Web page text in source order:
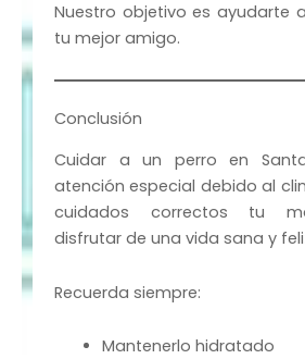
Nuestro objetivo es ayudarte
tu mejor amigo.
Conclusión
Cuidar a un perro en
atención especial debido al
cuidados correctos tu
disfrutar de una vida sana y
Recuerda siempre:
Mantenerlo hidratado